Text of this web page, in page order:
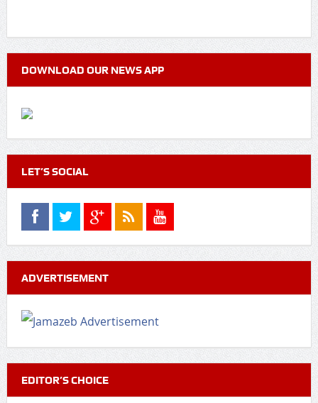
DOWNLOAD OUR NEWS APP
LET’S SOCIAL
ADVERTISEMENT
EDITOR’S CHOICE